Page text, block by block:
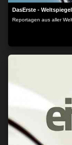
DasErste - Weltspiegel
Reportagen aus aller